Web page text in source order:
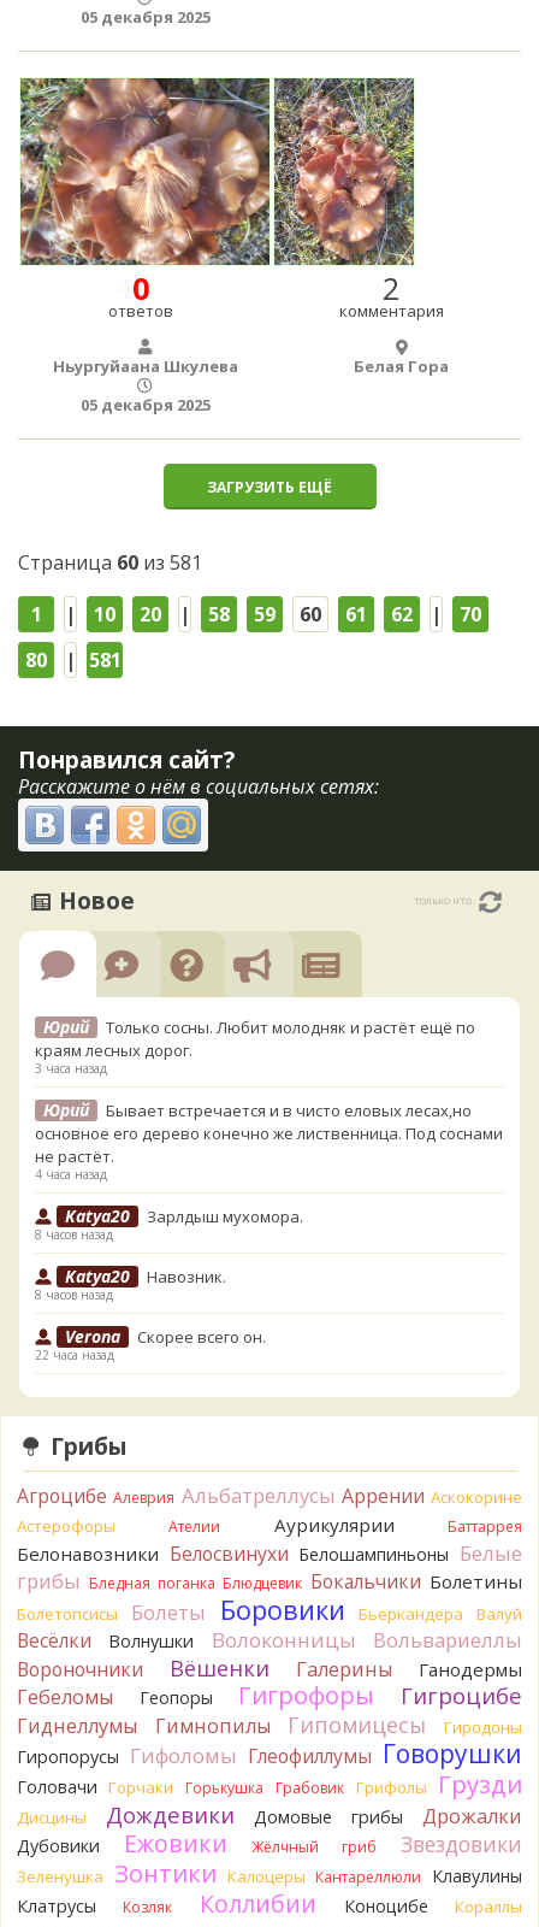
05 декабря 2025
0
ответов
2
комментария
Ньургуйаана Шкулева
Белая Гора
05 декабря 2025
ЗАГРУЗИТЬ ЕЩЁ
Страница 60 из 581
1
| 10 20 | 58 59 60 61 62 |
70
80
| 581
Понравился сайт?
Расскажите о нём в социальных сетях:
Новое только что
Юрий
Только сосны. Любит молодняк и растёт ещё по
краям лесных дорог.
3 часа назад
Юрий
Бывает встречается и в чисто еловых лесах,но
основное его дерево конечно же лиственница. Под соснами
не растёт.
4 часа назад
Katya20 Зарлдыш мухомора.
8 часов назад
Katya20 Навозник.
8 часов назад
Verona Скорее всего он.
22 часа назад
Verona
Что-то из рядовок. Цвета на фото вряд ли
переданы правильно.
23 часа назад
Правильно сделали, что не взяли.
23 часа назад
BorisM Подгруздок чёрный, или близкие виды
23 часа назад
BorisM Сдаётся мне, на земле и в руке - разные грибы.
23 часа назад
Кирилл
Вони не было, но вода и гриб при варке
начали желтеть. Выкинул. Большое спасибо.
1 день назад
Кирилл Спасибо.
1 день назад
Tatiana_A
Да. Но они не все безоговорочно
съедобны.
Tatiana_A
В следующий раз вырвите его целиком и
Грибы
Агроцибе Алеврия Альбатреллусы Аррении Аскокорине
Астерофоры
Ателии Аурикулярии Баттаррея
Белонавозники Белосвинухи Белошампиньоны Белые
грибы Бледная поганка Блюдцевик Бокальчики Болетины
Болетопсисы Болеты Боровики Бьеркандера Валуй
Весёлки Волнушки Волоконницы Вольвариеллы
Вороночники Вёшенки Галерины Ганодермы
Гебеломы Геопоры Гигрофоры Гигроцибе
Гиднеллумы Гимнопилы Гипомицесы Гиродоны
Гиропорусы Гифоломы Глеофиллумы Говорушки
Головачи Горчаки Горькушка Грабовик Грифолы Грузди
Дисцины Дождевики Домовые грибы Дрожалки
Дубовики Ежовики Жёлчный гриб Звездовики
Зеленушка Зонтики Калоцеры Кантареллюли
Клавулины
Клатрусы
Козляк Коллибии Коноцибе Кораллы